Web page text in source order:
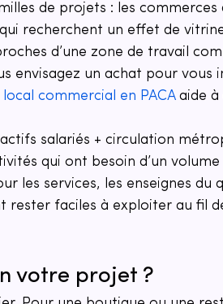
de projets : les commerces
recherchent un effet de
d’une zone de travail
envisagez un achat pour vous
commercial en PACA aide à
salariés + circulation
qui ont besoin d’un volume
les services, les enseignes du
rester faciles à exploiter au fil
votre projet ?